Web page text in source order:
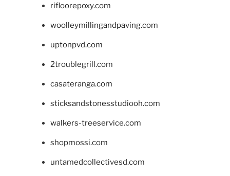
rifloorepoxy.com
woolleymillingandpaving.com
uptonpvd.com
2troublegrill.com
casateranga.com
sticksandstonesstudiooh.com
walkers-treeservice.com
shopmossi.com
untamedcollectivesd.com